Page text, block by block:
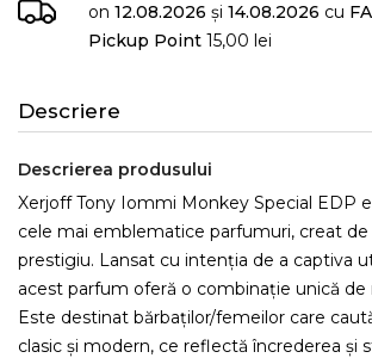
on 12.08.2026 și 14.08.2026 cu
Pickup Point 15,00 lei
Descriere
Descrierea produsului
Xerjoff Tony Iommi Monkey Special EDP
cele mai emblematice parfumuri, creat de
prestigiu. Lansat cu intenția de a captiva
acest parfum oferă o combinație unică
Este destinat bărbaților/femeilor care
clasic și modern, ce reflectă încrederea și